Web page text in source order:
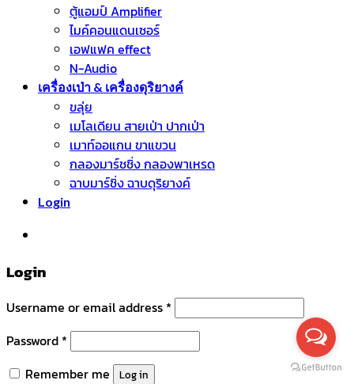
ตู้แอมป์ Amplifier
ไมค์คอนแดนเซอร์
เอฟแฟค effect
N-Audio
เครื่องเป่า & เครื่องดุริยางค์
ขลุ่ย
เมโลเดียน สายเป่า ปากเป่า
เมาท์ออแกน ขาแขวน
กลองมาร์ชชิ่ง กลองพาเหรด
ฉาบมาร์ชิ่ง ฉาบดุริยางค์
Login
Login
Username or email address *
Password *
Remember me
Log in